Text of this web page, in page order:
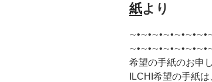
紙より
希望の手紙のお申
ILCHI希望の手紙